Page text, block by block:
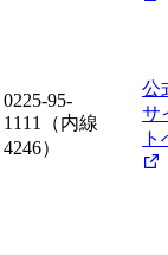
0225-95-
1111（内線
4246）
公
サ
ト